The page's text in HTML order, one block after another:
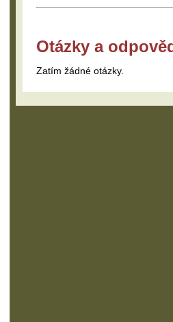
Otázky a
Zatím žádné otázky.